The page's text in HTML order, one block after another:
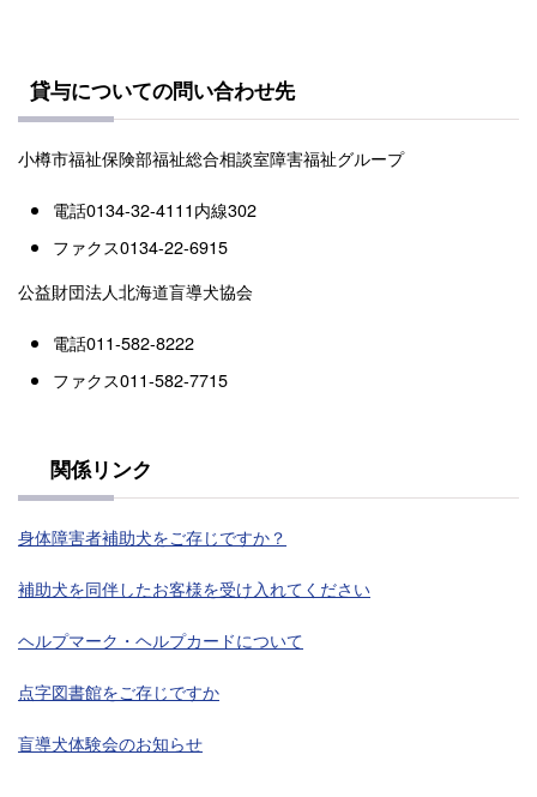
貸与についての問い合わせ先
小樽市福祉保険部福祉総合相談室障害福祉グループ
電話0134-32-4111内線302
ファクス0134-22-6915
公益財団法人北海道盲導犬協会
電話011-582-8222
ファクス011-582-7715
関係リンク
身体障害者補助犬をご存じですか？
補助犬を同伴したお客様を受け入れてください
ヘルプマーク・ヘルプカードについて
点字図書館をご存じですか
盲導犬体験会のお知らせ